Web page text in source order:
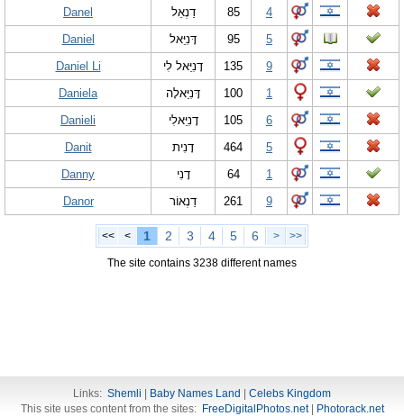
Danel
דַנְאֵל 85
4
Daniel
דָּנִיֵּאל 95
5
Daniel Li
דָנִיֵּאל לִי 135
9
Daniela
דָּנִיֵּאלָה 100
1
Danieli
דָנִיֵּאלִי 105
6
Danit
דָנִית 464
5
Danny
דָנִי 64
1
Danor
דַנְאוֹר 261 9
<< < 1 2 3 4 5 6 > >>
The site contains 3238 different names
Links: Shemli Baby Names Land
Celebs Kingdom
This site uses content from the sites: FreeDigitalPhotos.net| Photorack.net